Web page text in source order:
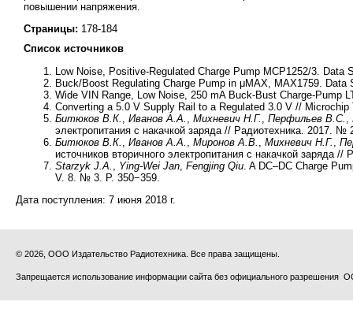
повышении напряжения.
Страницы: 178-184
Список источников
Low Noise, Positive-Regulated Charge Pump MCP1252/3. Data
Buck/Boost Regulating Charge Pump in μMAX, MAX1759.
Wide VIN Range, Low Noise, 250 mA Buck-Bust Charge-Pump
Converting a 5.0 V Supply Rail to a Regulаted 3.0 V //
Битюков В.К.
Иванов А.А. Михневич Н.Г. Перфильев В.С.
электропитания с накачкой заряда // Радиотехника. 2017. №
Битюков В.К.
Иванов А.А. Миронов А.В. Михневич Н.Г.
источников вторичного электропитания с накачкой
Starzyk J.A.
Ying-Wei Jan Fengjing Qiu . A DC–DC Charge
V. 8. № 3. P. 350−359.
Дата поступления: 7 июня 2018 г.
© 2026, ООО Издательство Радиотехника. Все права защищены.
Запрещается использование информации сайта без официального разрешения